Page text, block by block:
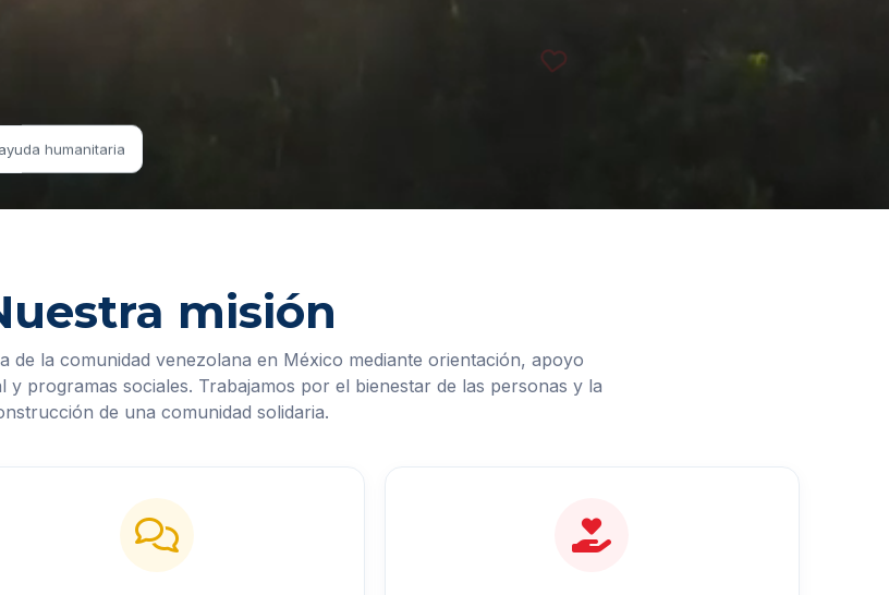
humanitaria
misión
de la comunidad venezolana en México mediante orientación, apoyo
y programas sociales. Trabajamos por el bienestar de las personas y la
de una comunidad solidaria.